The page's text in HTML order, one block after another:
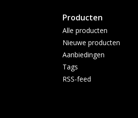
Producten
Alle producten
Nieuwe producten
Aanbiedingen
Tags
RSS-feed